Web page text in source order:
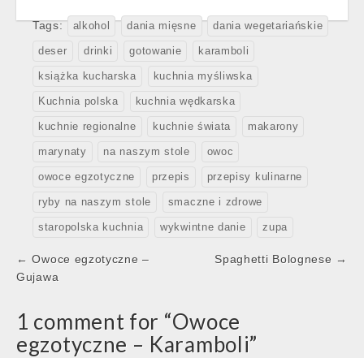
Tags: alkohol dania mięsne dania wegetariańskie
deser drinki gotowanie karamboli
książka kucharska kuchnia myśliwska
Kuchnia polska kuchnia wędkarska
kuchnie regionalne kuchnie świata makarony
marynaty na naszym stole owoc
owoce egzotyczne przepis przepisy kulinarne
ryby na naszym stole smaczne i zdrowe
staropolska kuchnia wykwintne danie zupa
Post
navigation
← Owoce egzotyczne –
Gujawa
Spaghetti Bolognese →
1 comment for “Owoce
egzotyczne – Karamboli”